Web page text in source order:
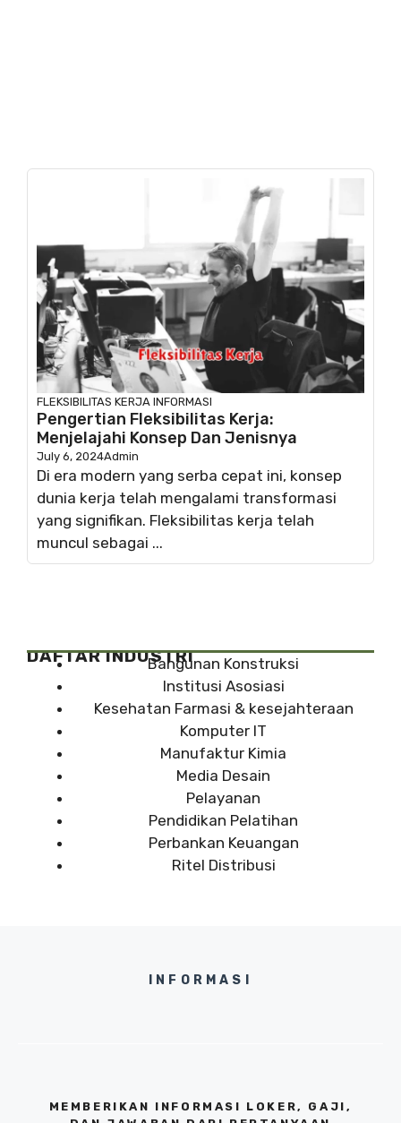
FLEKSIBILITAS KERJA INFORMASI
Pengertian Fleksibilitas Kerja:
Menjelajahi Konsep Dan Jenisnya
July 6, 2024Admin
Di era modern yang serba cepat ini, konsep
dunia kerja telah mengalami transformasi
yang signifikan. Fleksibilitas kerja telah
muncul sebagai ...
DAFTAR INDUSTRIBangunan Konstruksi
Institusi Asosiasi
Kesehatan Farmasi & kesejahteraan
Komputer IT
Manufaktur Kimia
Media Desain
Pelayanan
Pendidikan Pelatihan
Perbankan Keuangan
Ritel Distribusi
INFORMASI
MEMBERIKAN INFORMASI LOKER, GAJI,